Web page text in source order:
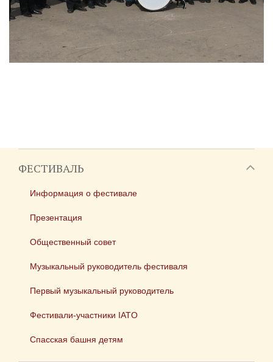
ФЕСТИВАЛЬ
Информация о фестивале
Презентация
Общественный совет
Музыкальный руководитель фестиваля
Первый музыкальный руководитель
Фестивали-участники IATO
Спасская башня детям